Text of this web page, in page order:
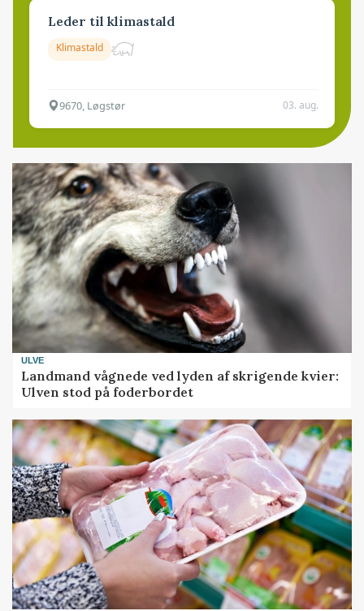
Leder til klimastald
Klimastald
9670, Løgstør 03. aug.
ULVE
Landmand vågnede ved lyden af skrigende kvier:
Ulven stod på foderbordet